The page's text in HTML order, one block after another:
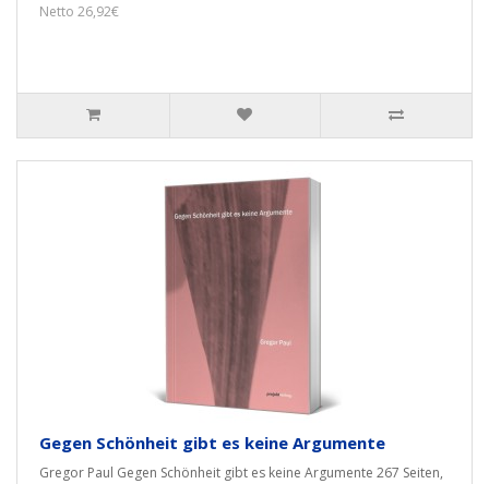
Netto 26,92€
Gegen Schönheit gibt es keine Argumente
Gregor Paul Gegen Schönheit gibt es keine Argumente 267 Seiten,